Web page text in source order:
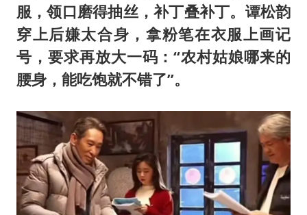
服，领口磨得抽丝，补丁叠补丁。谭松韵
穿上后嫌太合身，拿粉笔在衣服上画记
号，要求再放大一码：“农村姑娘哪来的
腰身，能吃饱就不错了”。